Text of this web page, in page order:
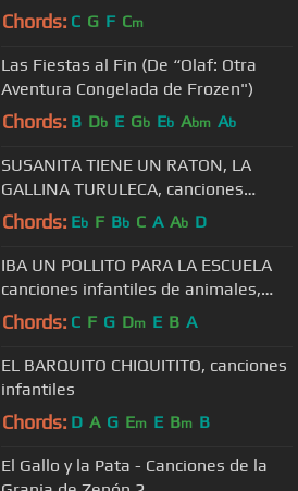
Chords: C G F Cm
Las Fiestas al Fin (De “Olaf: Otra
Aventura Congelada de Frozen")
Chords: B Db E Gb Eb Abm Ab
SUSANITA TIENE UN RATON, LA
GALLINA TURULECA, canciones
infantiles,
Chords: Eb F Bb C A Ab D
IBA UN POLLITO PARA LA ESCUELA
canciones infantiles de animales,
rondas infantiles de animales
Chords: C F G Dm E B A
EL BARQUITO CHIQUITITO, canciones
infantiles
Chords: D A G Em E Bm B
El Gallo y la Pata - Canciones de la